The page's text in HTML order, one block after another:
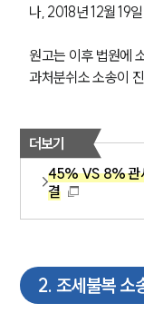
나, 2018년 12월 19
원고는 이후 법원에
과처분쉬소 소송이
더보기
45% VS 8% 관
결
2. 조세불복 소